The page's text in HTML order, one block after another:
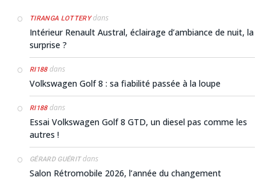
TIRANGA LOTTERYdans
Intérieur Renault Austral, éclairage d’ambiance de nuit, la
surprise ?
RI188dans
Volkswagen Golf 8 : sa fiabilité passée à la loupe
RI188dans
Essai Volkswagen Golf 8 GTD, un diesel pas comme les
autres !
GÉRARD GUÉRITdans
Salon Rétromobile 2026, l’année du changement